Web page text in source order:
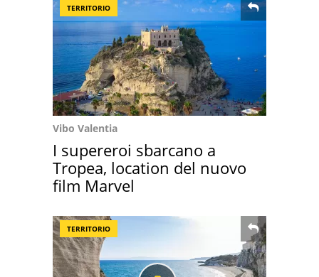
TERRITORIO
Vibo Valentia
I supereroi sbarcano a
Tropea, location del nuovo
film Marvel
TERRITORIO